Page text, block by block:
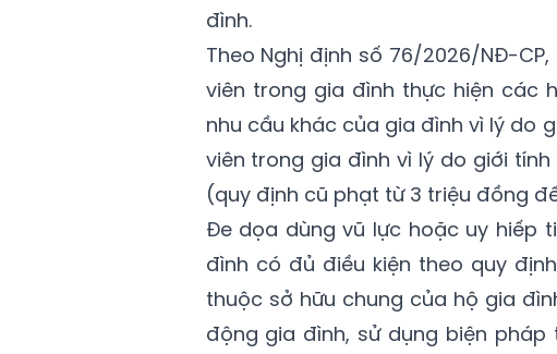
đình.
Theo Nghị định số 76/2026/NĐ-
viên trong gia đình thực hiện các
nhu cầu khác của gia đình vì lý do
viên trong gia đình vì lý do giới
(quy định cũ phạt từ 3 triệu đồng
Đe dọa dùng vũ lực hoặc uy hiếp
đình có đủ điều kiện theo quy
thuộc sở hữu chung của hộ gia
động gia đình, sử dụng biện